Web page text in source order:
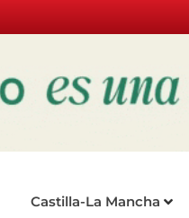
Castilla-La Mancha